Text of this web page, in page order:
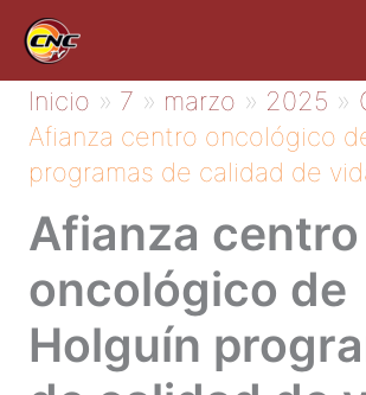
contenido
Inicio 7 marzo 2025
Afianza centro oncológico
programas de calidad de
Afianza centro
oncológico de
Holguín